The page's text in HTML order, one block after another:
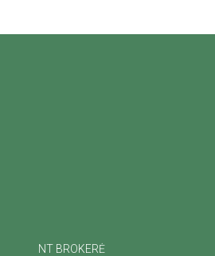
NT BROKERĖ